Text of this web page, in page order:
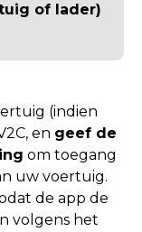
of lader)
(indien
en geef de
om toegang
uw voertuig.
de app de
volgens het